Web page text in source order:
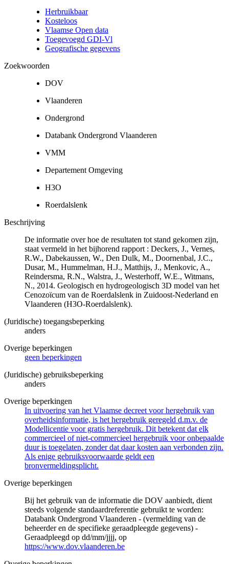
Herbruikbaar
Kosteloos
Vlaamse Open data
Toegevoegd GDI-Vl
Geografische gegevens
Zoekwoorden
DOV
Vlaanderen
Ondergrond
Databank Ondergrond Vlaanderen
VMM
Departement Omgeving
H3O
Roerdalslenk
Beschrijving
De informatie over hoe de resultaten tot stand gekomen zijn,
staat vermeld in het bijhorend rapport : Deckers, J., Vernes,
R.W., Dabekaussen, W., Den Dulk, M., Doornenbal, J.C.,
Dusar, M., Hummelman, H.J., Matthijs, J., Menkovic, A.,
Reindersma, R.N., Walstra, J., Westerhoff, W.E., Witmans,
N., 2014. Geologisch en hydrogeologisch 3D model van het
Cenozoïcum van de Roerdalslenk in Zuidoost-Nederland en
Vlaanderen (H3O-Roerdalslenk).
(Juridische) toegangsbeperking
anders
Overige beperkingen
geen beperkingen
(Juridische) gebruiksbeperking
anders
Overige beperkingen
In uitvoering van het Vlaamse decreet voor hergebruik van
overheidsinformatie, is het hergebruik geregeld d.m.v. de
Modellicentie voor gratis hergebruik. Dit betekent dat elk
commercieel of niet-commercieel hergebruik voor onbepaalde
duur is toegelaten, zonder dat daar kosten aan verbonden zijn.
Als enige gebruiksvoorwaarde geldt een
bronvermeldingsplicht.
Overige beperkingen
Bij het gebruik van de informatie die DOV aanbiedt, dient
steeds volgende standaardreferentie gebruikt te worden:
Databank Ondergrond Vlaanderen - (vermelding van de
beheerder en de specifieke geraadpleegde gegevens) -
Geraadpleegd op dd/mm/jjjj, op
https://www.dov.vlaanderen.be